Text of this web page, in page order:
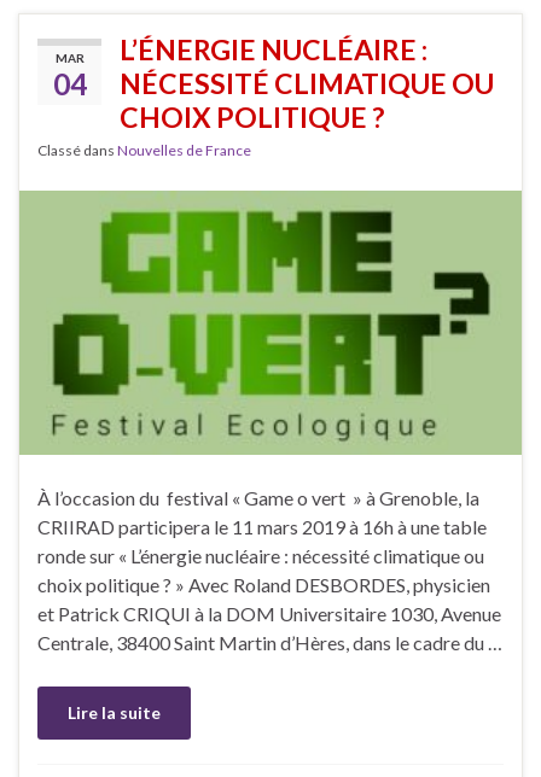
MAR
04
L’ÉNERGIE NUCLÉAIRE :
NÉCESSITÉ CLIMATIQUE OU
CHOIX POLITIQUE ?
Classé dans Nouvelles de France
À l’occasion du festival « Game o vert » à Grenoble, la
CRIIRAD participera le 11 mars 2019 à 16h à une table
ronde sur « L’énergie nucléaire : nécessité climatique ou
choix politique ? » Avec Roland DESBORDES, physicien
et Patrick CRIQUI à la DOM Universitaire 1030, Avenue
Centrale, 38400 Saint Martin d’Hères, dans le cadre du …
Lire la suite